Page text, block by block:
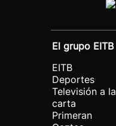
El grupo EITB
EITB
Deportes
Televisión a la
carta
Primeran